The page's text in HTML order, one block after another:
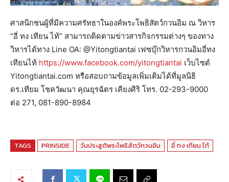
ศาสนิกชนผู้ที่มีความศรัทธาในองค์พระโพธิสัตว์กวนอิม ณ วิหาร
“อี่ ทง เทียน ไท้” สามารถติดตามข่าวสารกิจกรรมต่างๆ ของทาง
วิหารได้ทาง Line OA: @Yitongtiantai เฟซบุ๊กวิหารกวนอิมอี่ทง
เทียนไท้ https://www.facebook.com/yitongtiantai เว็บไซต์
Yitongtiantai.com หรือสอบถามข้อมูลเพิ่มเติมได้ที่มูลนิธิ
ดร.เทียม โชควัฒนา คุณยุรฉัตร เคียงศิริ โทร. 02-293-9000
ต่อ 271, 081-890-8984
TAGS PRINSIDE วันประสูติพระโพธิสัตว์กวนอิม อี่ ทง เทียน ไท้